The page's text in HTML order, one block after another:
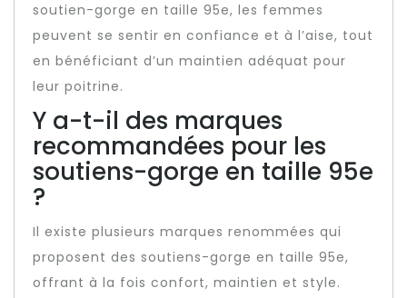
soutien-gorge en taille 95e, les femmes
peuvent se sentir en confiance et à l’aise, tout
en bénéficiant d’un maintien adéquat pour
leur poitrine.
Y a-t-il des marques
recommandées pour les
soutiens-gorge en taille 95e
?
Il existe plusieurs marques renommées qui
proposent des soutiens-gorge en taille 95e,
offrant à la fois confort, maintien et style.